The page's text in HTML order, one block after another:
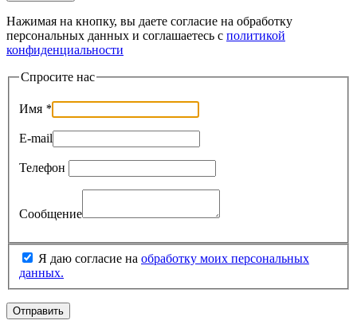
Нажимая на кнопку, вы даете согласие на обработку
персональных данных и соглашаетесь c политикой
конфиденциальности
Спросите нас
Имя *
E-mail
Телефон
Сообщение
Я даю согласие на обработку моих персональных
данных.
Отправить